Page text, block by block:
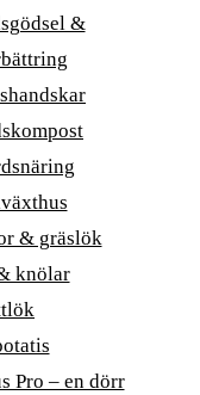
&
& gräslök
knölar
Pro – en dörr